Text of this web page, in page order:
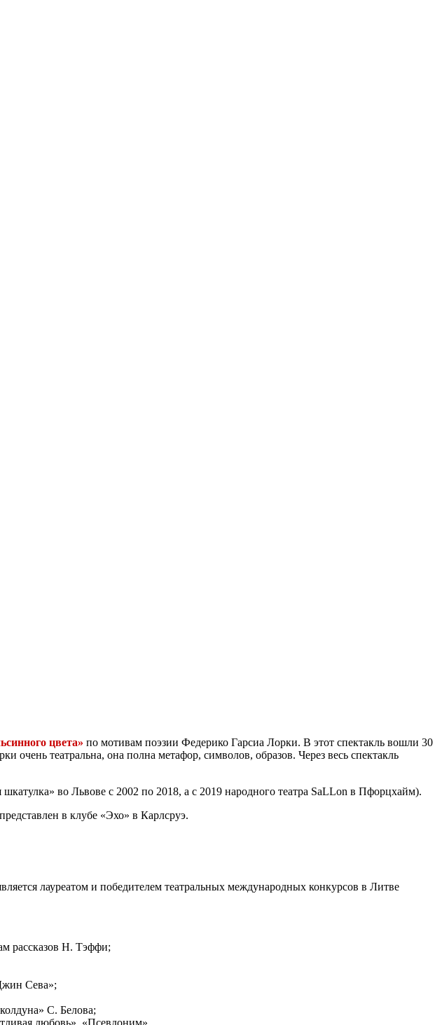
цвета» по мотивам поэзии Федерико Гарсиа Лорки. В этот спектакль вошли 30
очень театральна, она полна метафор, символов, образов. Через весь спектакль
во Львове с 2002 по 2018, а с 2019 народного театра SaLLon в Пфорцхайм).
в клубе «Эхо» в Карлсруэ.
лауреатом и победителем театральных международных конкурсов в Литве
рассказов Н. Тэффи;
Сева»;
С. Белова;
любовь», «Псевдоним».